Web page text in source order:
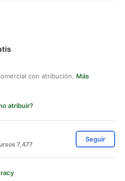
con atribución. Más
atribuir?
7,477
Seguir